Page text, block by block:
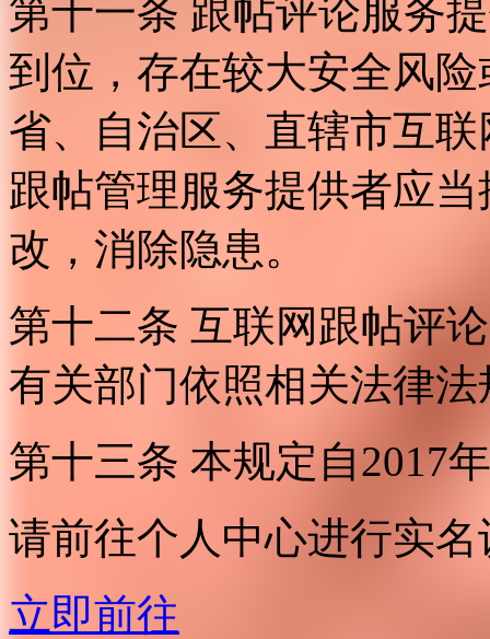
第十一条 跟帖评论服务
到位，存在较大安全风
省、自治区、直辖市互
跟帖管理服务提供者应
改，消除隐患。
第十二条 互联网跟帖评
有关部门依照相关法律
第十三条 本规定自2017
请前往个人中心进行实名
立即前往